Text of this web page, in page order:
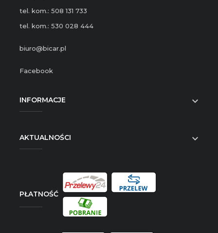
tel. kom.: 508 131 733
tel. kom.: 530 028 444
biuro@bicar.pl
Facebook
INFORMACJE 
AKTUALNOŚCI 
PŁATNOŚĆ